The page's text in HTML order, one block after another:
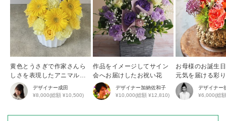
黄色とうさぎで作家さんら
しさを表現したアニマルア
レンジ
デザイナー成田
¥8,000(総額 ¥10,500)
作品をイメージしてサイン
会へお届けしたお祝い花
デザイナー加納佐和子
¥10,000(総額 ¥12,810)
お母様のお誕生
元気を届ける彩
花アレンジデザイナー
¥6,000(総